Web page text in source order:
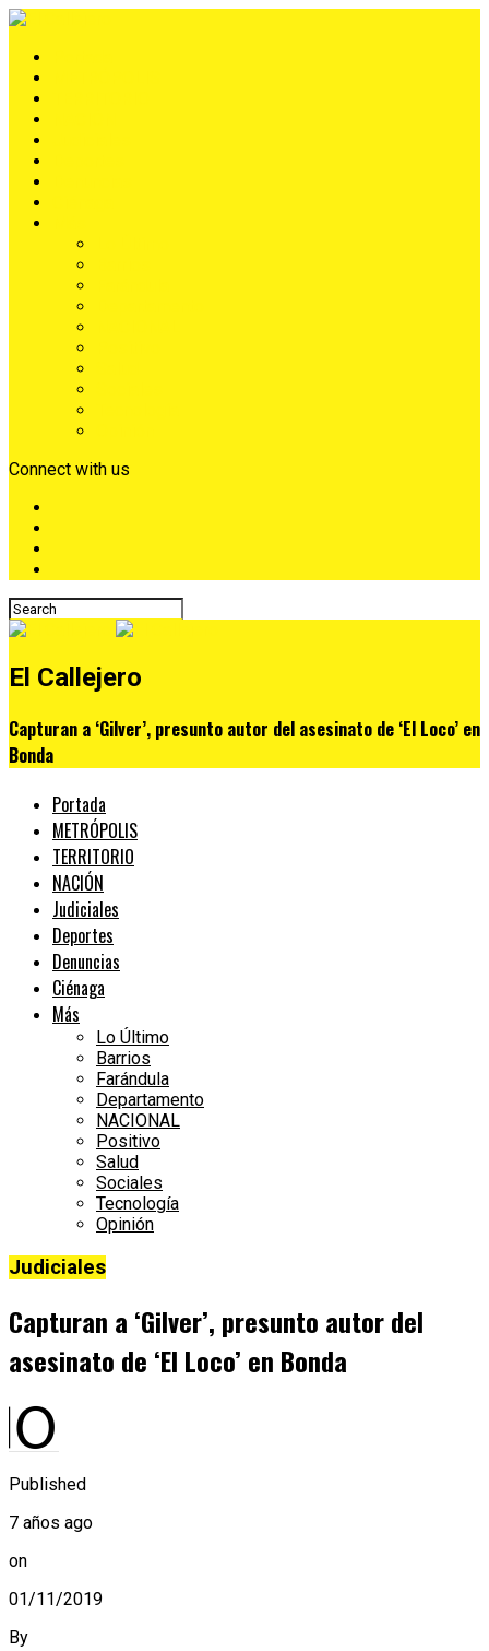
Connect with us
El Callejero
Capturan a ‘Gilver’, presunto autor del asesinato de ‘El Loco’ en
Bonda
Portada
METRÓPOLIS
TERRITORIO
NACIÓN
Judiciales
Deportes
Denuncias
Ciénaga
Más
Lo Último
Barrios
Farándula
Departamento
NACIONAL
Positivo
Salud
Sociales
Tecnología
Opinión
Judiciales
Capturan a ‘Gilver’, presunto autor del
asesinato de ‘El Loco’ en Bonda
Published
7 años ago
on
01/11/2019
By